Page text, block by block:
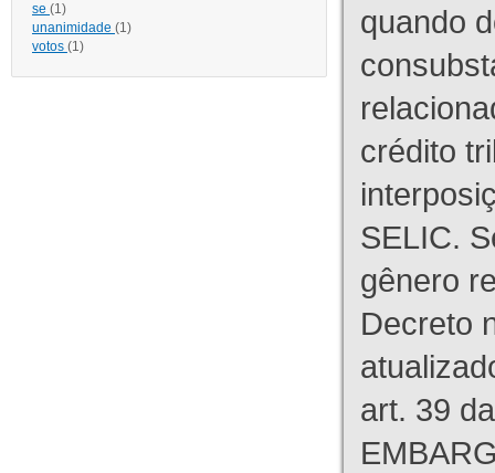
se (1)
unanimidade (1)
votos (1)
quando
crédito
SELIC.
gênero
Decreto
art. 39